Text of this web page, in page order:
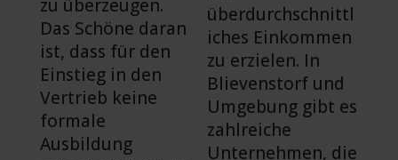
zu überzeugen.
Das Schöne daran
ist, dass für den
Einstieg in den
Vertrieb keine
formale
Ausbildung
überdurchschnittl
iches Einkommen
zu erzielen. In
Blievenstorf und
Umgebung gibt es
zahlreiche
Unternehmen, die